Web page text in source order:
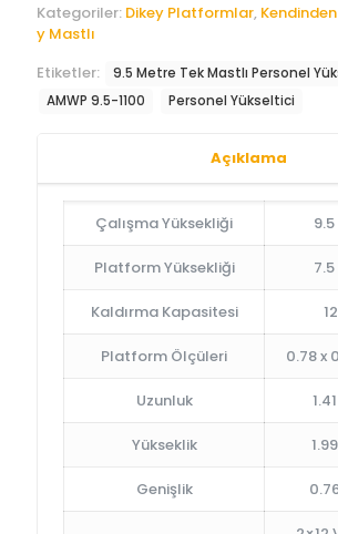
Kategoriler: Dikey Platformlar,
y Mastlı
Etiketler:
9.5 Metre Tek Mastlı Personel
AMWP 9.5-1100
Personel Yükseltici
Açıklama
Çalışma Yüksekliği
Platform Yüksekliği
Kaldırma Kapasitesi
Platform Ölçüleri 0.78 x
Uzunluk
Yükseklik
Genişlik